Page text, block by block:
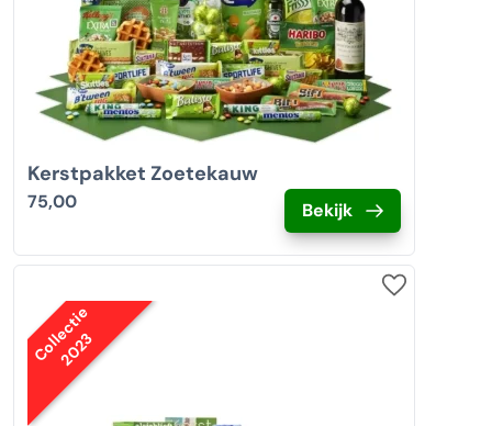
Kerstpakket Zoetekauw
75,00 Bekijk
Collectie
2023